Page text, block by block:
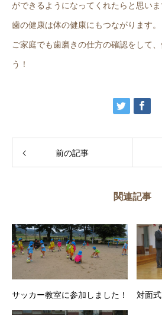
ができるようになってくれたらと思いま
歯の健康は体の健康にもつながります。
ご家庭でも歯磨きの仕方の確認をして
う！
前の記事
関連記事
サッカー教室に参加しました！ 対面式